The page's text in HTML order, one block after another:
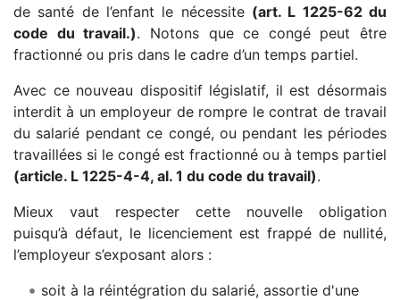
de santé de l’enfant le nécessite (art. L 1225-62 du
code du travail.). Notons que ce congé peut être
fractionné ou pris dans le cadre d’un temps partiel.
Avec ce nouveau dispositif législatif, il est désormais
interdit à un employeur de rompre le contrat de travail
du salarié pendant ce congé, ou pendant les périodes
travaillées si le congé est fractionné ou à temps partiel
(article. L 1225-4-4, al. 1 du code du travail).
Mieux vaut respecter cette nouvelle obligation
puisqu’à défaut, le licenciement est frappé de nullité,
l’employeur s’exposant alors :
soit à la réintégration du salarié, assortie d'une